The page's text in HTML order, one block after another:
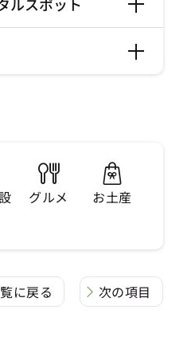
ルスポット
グルメ お土産
に戻る 次の項目